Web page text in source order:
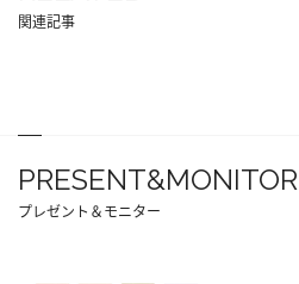
関連記事
PRESENT&MONITOR
プレゼント＆モニター